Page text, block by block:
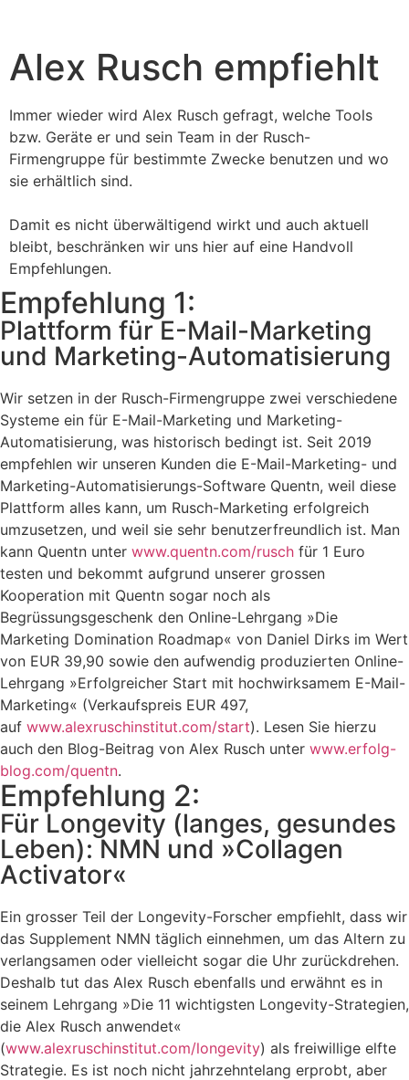
Alex Rusch empfiehlt
Immer wieder wird Alex Rusch gefragt, welche Tools
bzw. Geräte er und sein Team in der Rusch-
Firmengruppe für bestimmte Zwecke benutzen und wo
sie erhältlich sind.
Damit es nicht überwältigend wirkt und auch aktuell
bleibt, beschränken wir uns hier auf eine Handvoll
Empfehlungen.
Empfehlung 1:
Plattform für E-Mail-Marketing
und Marketing-Automatisierung
Wir setzen in der Rusch-Firmengruppe zwei verschiedene
Systeme ein für E-Mail-Marketing und Marketing-
Automatisierung, was historisch bedingt ist. Seit 2019
empfehlen wir unseren Kunden die E-Mail-Marketing- und
Marketing-Automatisierungs-Software Quentn, weil diese
Plattform alles kann, um Rusch-Marketing erfolgreich
umzusetzen, und weil sie sehr benutzerfreundlich ist. Man
kann Quentn unter www.quentn.com/rusch für 1 Euro
testen und bekommt aufgrund unserer grossen
Kooperation mit Quentn sogar noch als
Begrüssungsgeschenk den Online-Lehrgang »Die
Marketing Domination Roadmap« von Daniel Dirks im Wert
von EUR 39,90 sowie den aufwendig produzierten Online-
Lehrgang »Erfolgreicher Start mit hochwirksamem E-Mail-
Marketing« (Verkaufspreis EUR 497,
auf www.alexruschinstitut.com/start). Lesen Sie hierzu
auch den Blog-Beitrag von Alex Rusch unter www.erfolg-
blog.com/quentn.
Empfehlung 2:
Für Longevity (langes, gesundes
Leben): NMN und »Collagen
Activator«
Ein grosser Teil der Longevity-Forscher empfiehlt, dass wir
das Supplement NMN täglich einnehmen, um das Altern zu
verlangsamen oder vielleicht sogar die Uhr zurückdrehen.
Deshalb tut das Alex Rusch ebenfalls und erwähnt es in
seinem Lehrgang »Die 11 wichtigsten Longevity-Strategien,
die Alex Rusch anwendet«
(www.alexruschinstitut.com/longevity) als freiwillige elfte
Strategie. Es ist noch nicht jahrzehntelang erprobt, aber